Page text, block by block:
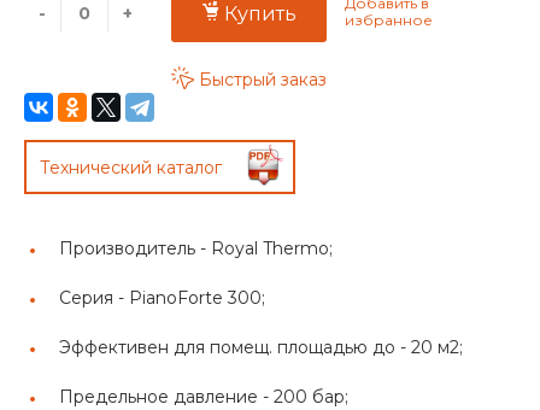
- + Купить
Быстрый заказ
Технический каталог
Производитель - Royal Thermo;
Серия - PianoForte 300;
Эффективен для помещ. площадью до - 20 м2;
Предельное давление - 200 бар;